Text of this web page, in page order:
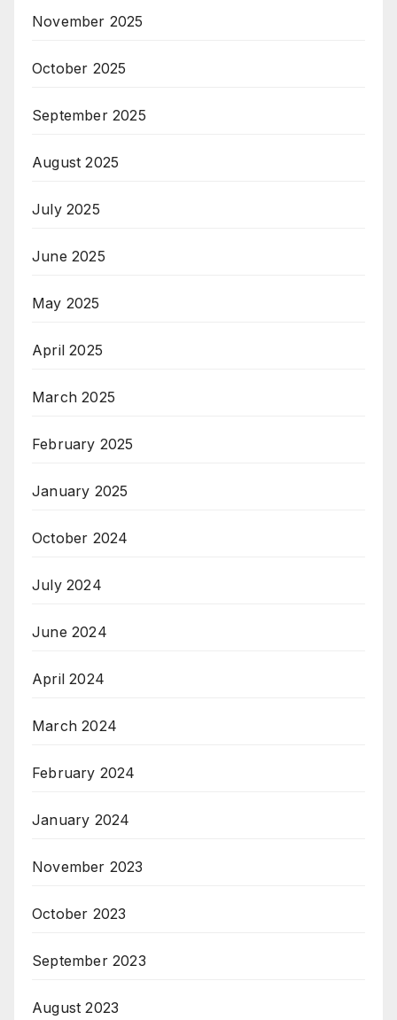
November 2025
October 2025
September 2025
August 2025
July 2025
June 2025
May 2025
April 2025
March 2025
February 2025
January 2025
October 2024
July 2024
June 2024
April 2024
March 2024
February 2024
January 2024
November 2023
October 2023
September 2023
August 2023